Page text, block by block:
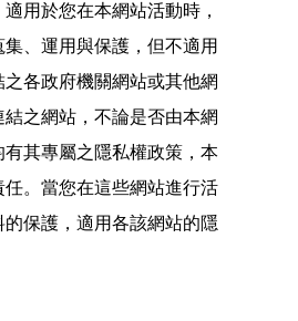
用於您在本網站活動時，
、運用與保護，但不適用
各政府機關網站或其他網
之網站，不論是否由本網
其專屬之隱私權政策，本
。當您在這些網站進行活
保護，適用各該網站的隱